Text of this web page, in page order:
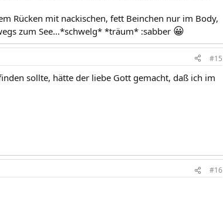
Rücken mit nackischen, fett Beinchen nur im Body,
zum See...*schwelg* *träum* :sabber 😀
#15
sollte, hätte der liebe Gott gemacht, daß ich im
#16